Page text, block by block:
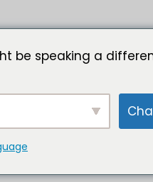
be speaking a